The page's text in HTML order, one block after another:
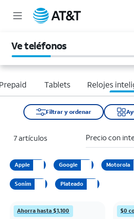
Ve teléfonos
Tablets Relojes
Filtrar y ordenar
7 artículos Precio con
Apple Google Motorola
Sonim Plateado
Ahorra hasta $1,100 $0